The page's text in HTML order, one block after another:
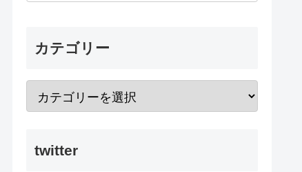
カテゴリー
twitter